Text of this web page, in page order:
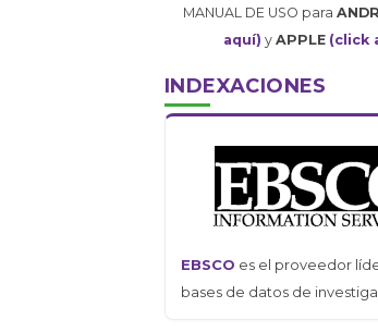
MANUAL DE USO para
aquí) y APPLE (click
INDEXACIONES
EBSCO es el proveedor
bases de datos de